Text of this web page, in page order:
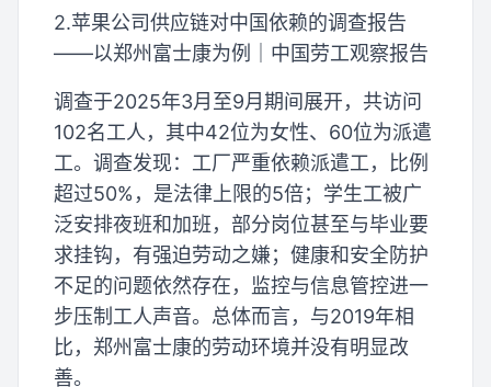
2.苹果公司供应链对中国依赖的调查报告
——以郑州富士康为例｜中国劳工观察报告
调查于2025年3月至9月期间展开，共访问
102名工人，其中42位为女性、60位为派遣
工。调查发现：工厂严重依赖派遣工，比例
超过50%，是法律上限的5倍；学生工被广
泛安排夜班和加班，部分岗位甚至与毕业要
求挂钩，有强迫劳动之嫌；健康和安全防护
不足的问题依然存在，监控与信息管控进一
步压制工人声音。总体而言，与2019年相
比，郑州富士康的劳动环境并没有明显改
善。